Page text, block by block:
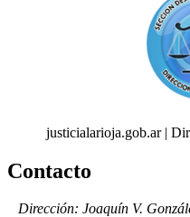
justicialarioja.gob.ar |
Contacto
Dirección: Joaquín V.